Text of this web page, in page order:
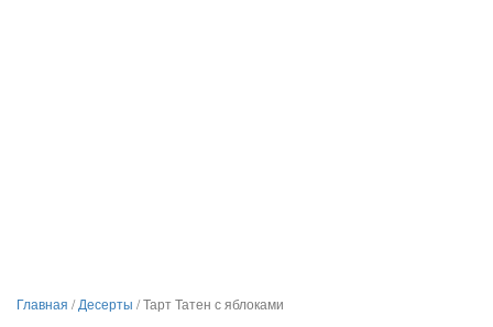
Главная /Десерты /Тарт Татен с яблоками